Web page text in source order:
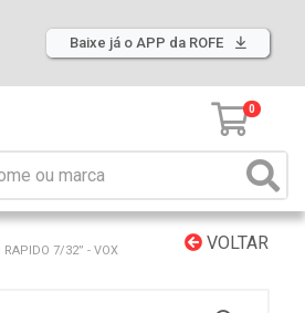
Baixe já o APP da ROFE
0
VOLTAR
RAPIDO 7/32” - VOX